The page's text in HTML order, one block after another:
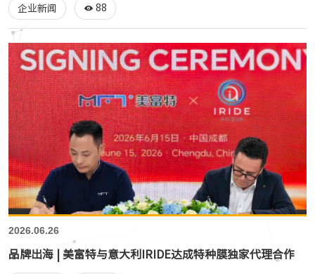
企业新闻 88
2026.06.26
品牌出海 | 美富特与意大利IRIDE达成特种膜独家代理合作